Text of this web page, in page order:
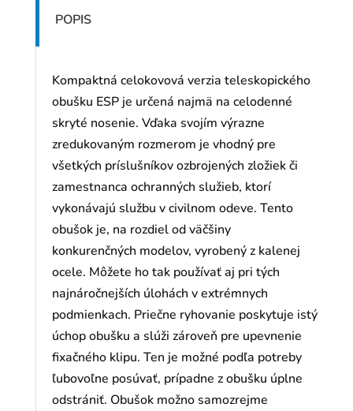
POPIS
Kompaktná celokovová verzia teleskopického
obušku ESP je určená najmä na celodenné
skryté nosenie. Vďaka svojím výrazne
zredukovaným rozmerom je vhodný pre
všetkých príslušníkov ozbrojených zložiek či
zamestnanca ochranných služieb, ktorí
vykonávajú službu v civilnom odeve. Tento
obušok je, na rozdiel od väčšiny
konkurenčných modelov, vyrobený z kalenej
ocele. Môžete ho tak používať aj pri tých
najnáročnejších úlohách v extrémnych
podmienkach. Priečne ryhovanie poskytuje istý
úchop obušku a slúži zároveň pre upevnenie
fixačného klipu. Ten je možné podľa potreby
ľubovoľne posúvať, prípadne z obušku úplne
odstrániť. Obušok možno samozrejme